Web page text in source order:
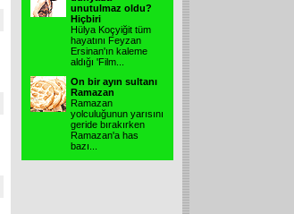
unutulmaz oldu?
Hiçbiri
Hülya Koçyiğit tüm
hayatını Feyzan
Ersinan'ın kaleme
aldığı 'Film
On bir ayın sultanı
Ramazan
Ramazan
yolculuğunun yarısını
geride bırakırken
Ramazan'a has
bazı